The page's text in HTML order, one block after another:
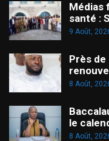
Médias
santé :
9 Août,
Près de
8 Août,
le
8 Août,